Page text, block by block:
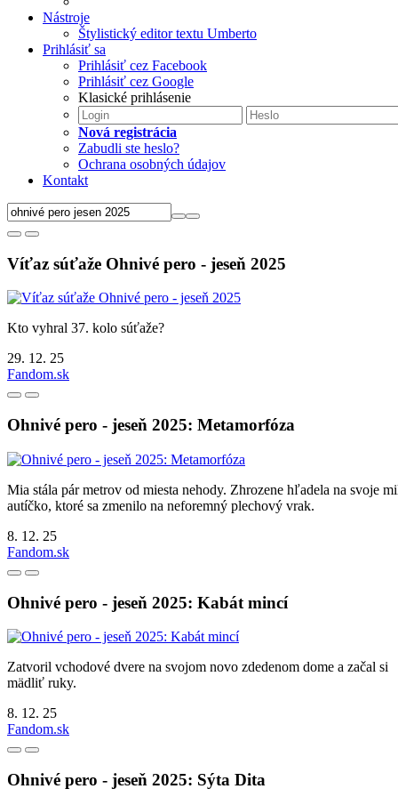
Nástroje
Štylistický editor textu Umberto
Prihlásiť sa
Prihlásiť cez Facebook
Prihlásiť cez Google
Klasické prihlásenie
Nová registrácia
Zabudli ste heslo?
Ochrana osobných údajov
Kontakt
Víťaz súťaže Ohnivé pero - jeseň 2025
Kto vyhral 37. kolo súťaže?
29. 12. 25
Fandom.sk
Ohnivé pero - jeseň 2025: Metamorfóza
Mia stála pár metrov od miesta nehody. Zhrozene hľadela na svoje
autíčko, ktoré sa zmenilo na neforemný plechový vrak.
8. 12. 25
Fandom.sk
Ohnivé pero - jeseň 2025: Kabát mincí
Zatvoril vchodové dvere na svojom novo zdedenom dome a začal si
mädliť ruky.
8. 12. 25
Fandom.sk
Ohnivé pero - jeseň 2025: Sýta Dita